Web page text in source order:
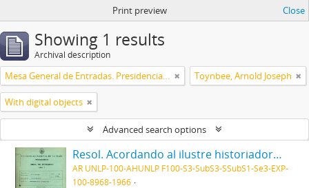
Print preview Close
Showing 1 results
Archival description
Mesa General de Entradas. Presidencia UNLP Toynbee, Arnold Joseph
With digital objects
Advanced search options
Resol. Acordando al ilustre historiador inglés Dr. Arnold Toynbee, el título de "Doctor Honoris Causa" de esta Universidad 1966
AR UNLP-100-AHUNLP F100-S3-SubS3-SSubS1-Se3-EXP-
100-8968-1966